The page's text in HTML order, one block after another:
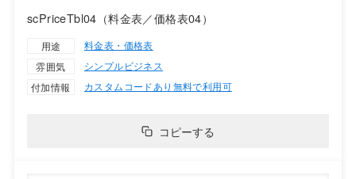
scPriceTbl04（料金表／価格表04）
用途
料金表・価格表
雰囲気
シンプルビジネス
付加情報
カスタムコードあり 無料で利用可
コピーする